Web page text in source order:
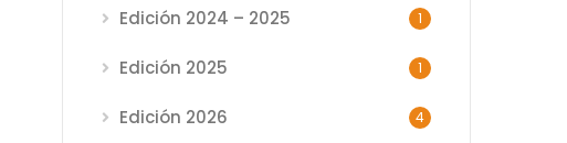
Edición 2024 – 2025 1
Edición 2025 1
Edición 2026 4